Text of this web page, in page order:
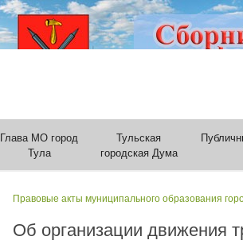
Глава МО город
Тула
Тульская
городская Дума
Правовые акты муниципального образования
Об организации движения